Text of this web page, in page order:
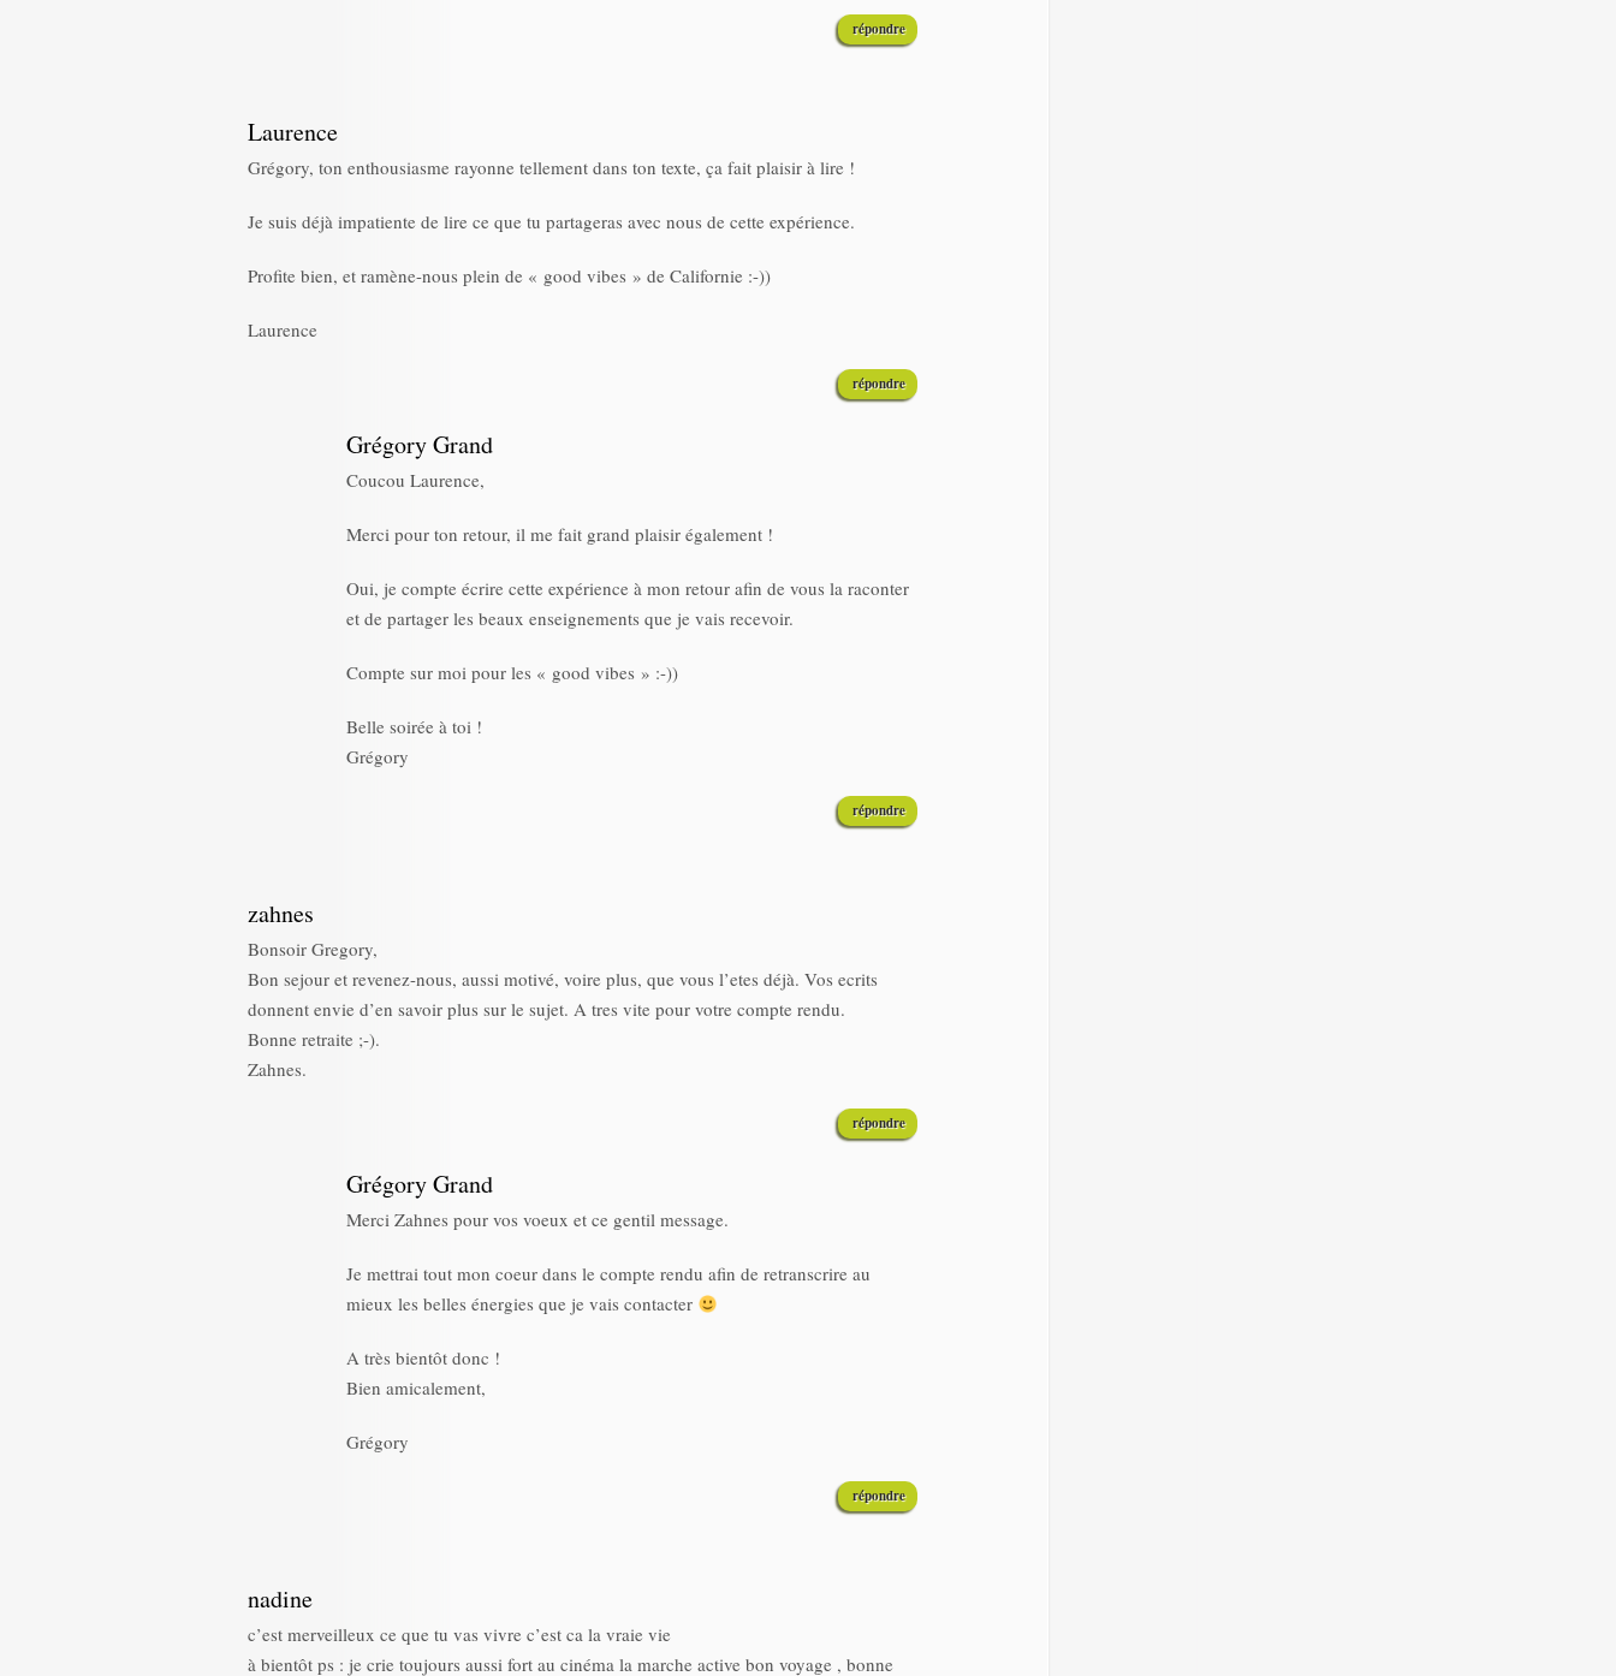
répondre
Laurence
Grégory, ton enthousiasme rayonne tellement dans ton texte, ça fait plaisir à lire !
Je suis déjà impatiente de lire ce que tu partageras avec nous de cette expérience.
Profite bien, et ramène-nous plein de « good vibes » de Californie :-))
Laurence
répondre
Grégory Grand
Coucou Laurence,
Merci pour ton retour, il me fait grand plaisir également !
Oui, je compte écrire cette expérience à mon retour afin de vous la raconter
et de partager les beaux enseignements que je vais recevoir.
Compte sur moi pour les « good vibes » :-))
Belle soirée à toi !
Grégory
répondre
zahnes
Bonsoir Gregory,
Bon sejour et revenez-nous, aussi motivé, voire plus, que vous l’etes déjà. Vos ecrits
donnent envie d’en savoir plus sur le sujet. A tres vite pour votre compte rendu.
Bonne retraite ;-).
Zahnes.
répondre
Grégory Grand
Merci Zahnes pour vos voeux et ce gentil message.
Je mettrai tout mon coeur dans le compte rendu afin de retranscrire au
mieux les belles énergies que je vais contacter
A très bientôt donc !
Bien amicalement,
Grégory
répondre
nadine
c’est merveilleux ce que tu vas vivre c’est ca la vraie vie
à bientôt ps : je crie toujours aussi fort au cinéma la marche active bon voyage , bonne